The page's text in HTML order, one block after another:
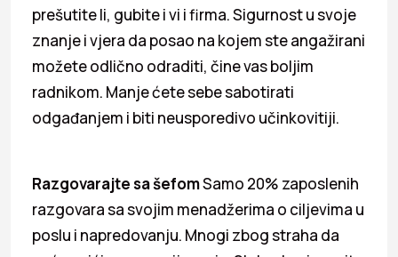
prešutite li, gubite i vi i firma. Sigurnost u svoje
znanje i vjera da posao na kojem ste angažirani
možete odlično odraditi, čine vas boljim
radnikom. Manje ćete sebe sabotirati
odgađanjem i biti neusporedivo učinkovitiji.
Razgovarajte sa šefomSamo 20% zaposlenih
razgovara sa svojim menadžerima o ciljevima u
poslu i napredovanju. Mnogi zbog straha da